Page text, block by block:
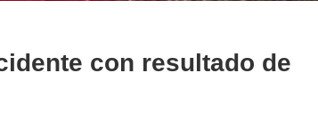
con resultado de